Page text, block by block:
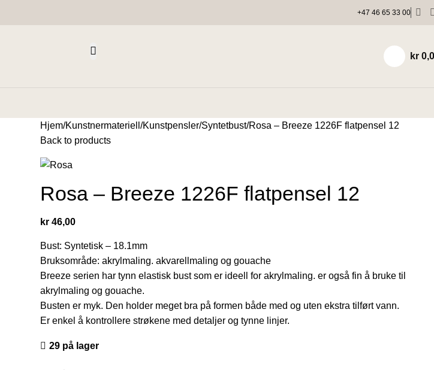
+47 46 65 33 00
kr
Hjem Kunstnermateriell Kunstpensler Syntetbust Rosa – Breeze 1226F flatpensel 12
Back to products
Rosa – Breeze 1226F flatpensel 12
kr 46,00
Bust: Syntetisk – 18.1mm
Bruksområde: akrylmaling. akvarellmaling og gouache
Breeze serien har tynn elastisk bust som er ideell for akrylmaling. er også fin å bruke til
akrylmaling og gouache.
Busten er myk. Den holder meget bra på formen både med og uten ekstra tilført vann.
Er enkel å kontrollere strøkene med detaljer og tynne linjer.
29 på lager